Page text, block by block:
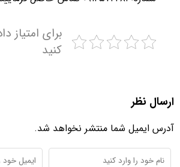
برای امتیاز
کنید
ارسال نظر
آدرس ایمیل شما منتشر نخواهد شد.